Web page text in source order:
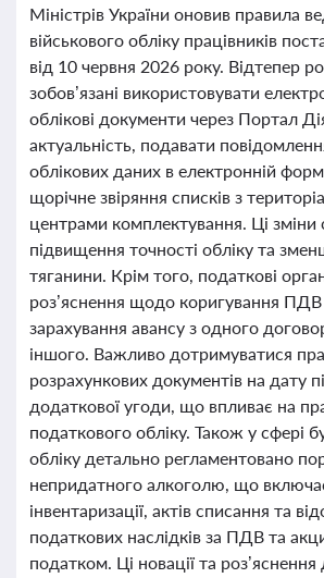
Міністрів України оновив правила
військового обліку працівників
від 10 червня 2026 року. Відтепер
зобов’язані використовувати
облікові документи через Портал
актуальність, подавати
облікових даних в електронній
щорічне звіряння списків з
центрами комплектування. Ці зміни
підвищення точності обліку та
тяганини. Крім того, податкові
роз’яснення щодо коригування ПДВ
зарахування авансу з одного
іншого. Важливо дотримуватися
розрахункових документів на дату
додаткової угоди, що впливає на
податкового обліку. Також у сфері
обліку детально регламентовано
непридатного алкоголю, що
інвентаризації, актів списання та
податкових наслідків за ПДВ та
податком. Ці новації та